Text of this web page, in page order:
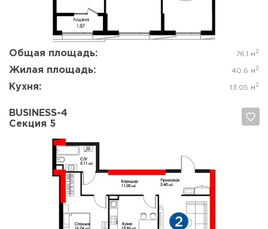
Общая площадь: 76.1 м 2
Жилая площадь: 40.6 м 2
Кухня: 13.05 м 2
BUSINESS-4
Секция 5
Да, удалить